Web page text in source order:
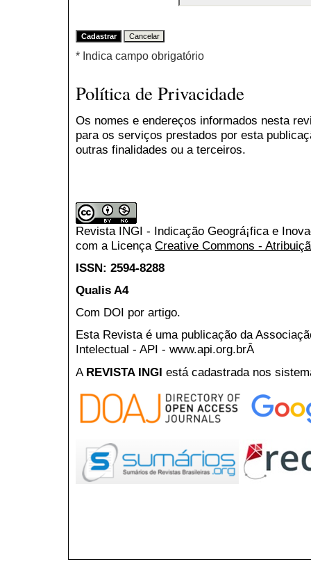
* Indica campo obrigatório
Política de Privacidade
Os nomes e endereços informados nesta
para os serviços prestados por esta
outras finalidades ou a terceiros.
Revista INGI - Indicação Geográ¡fica e
com a Licença Creative Commons -
ISSN: 2594-8288
Qualis A4
Com DOI por artigo.
Esta Revista é uma publicação da
Intelectual - API - www.api.org.brÂ
A REVISTA INGI está cadastrada nos